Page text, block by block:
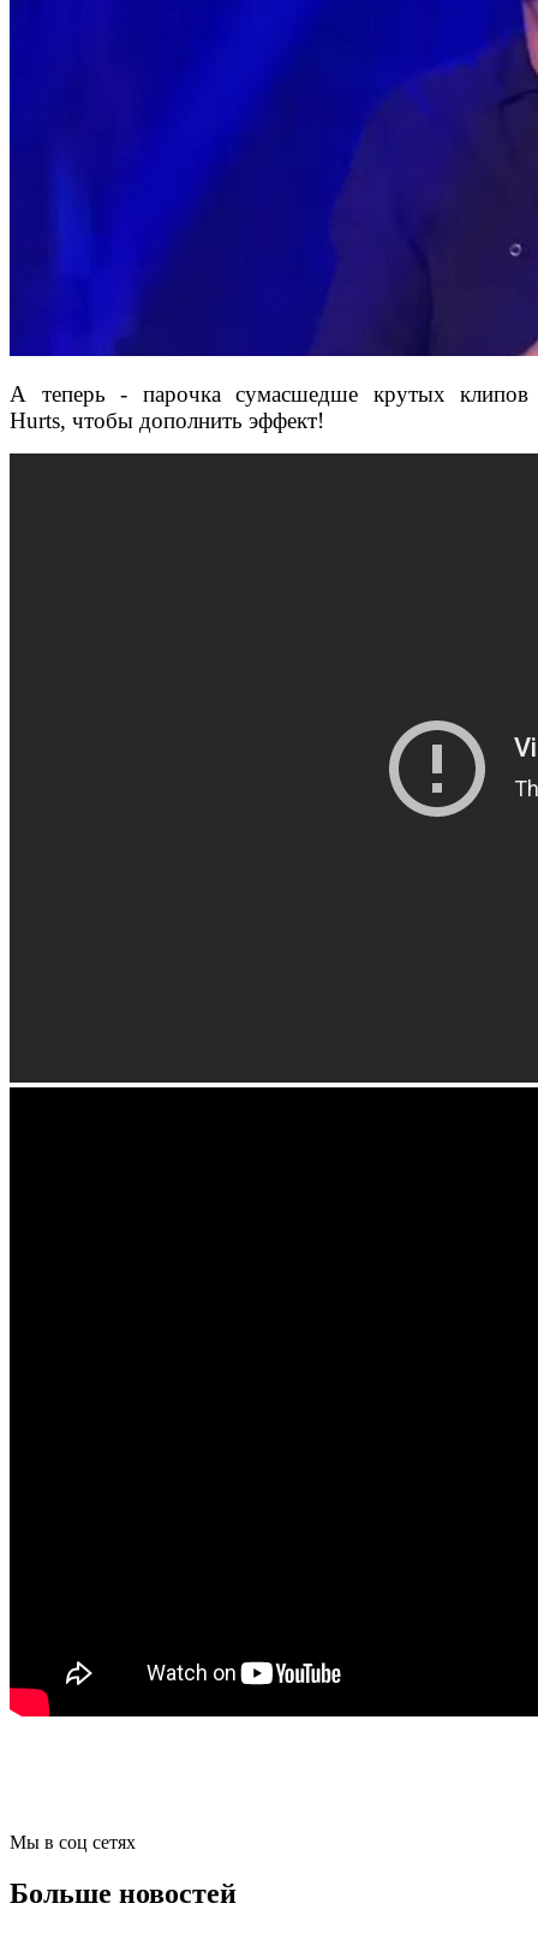
А теперь - парочка сумасшедше крутых клипов
Hurts, чтобы дополнить эффект!
Мы в соц сетях
Больше новостей